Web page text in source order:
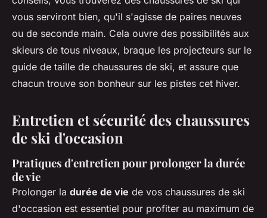
vous serviront bien, qu'il s'agisse de paires neuves
ou de seconde main. Cela ouvre des possibilités aux
skieurs de tous niveaux, braque les projecteurs sur le
guide de taille de chaussures de ski, et assure que
chacun trouve son bonheur sur les pistes cet hiver.
Entretien et sécurité des chaussures
de ski d'occasion
Pratiques d'entretien pour prolonger la durée
de vie
Prolonger la durée de vie de vos chaussures de ski
d'occasion est essentiel pour profiter au maximum de